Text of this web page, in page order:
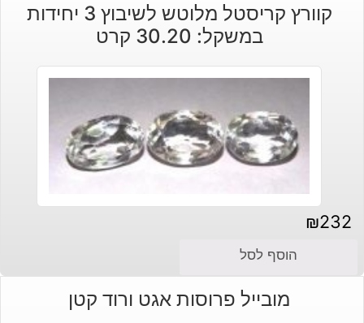
קוורץ קריסטל מלוטש לשיבוץ 3 יחידות
במשקל: 30.20 קרט
₪232
הוסף לסל
מובייל פרוסות אגט ורוד קטן